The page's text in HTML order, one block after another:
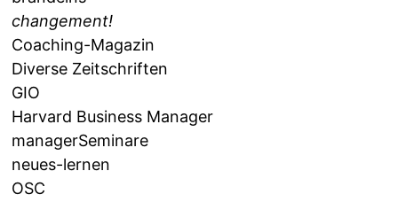
changement!
Coaching-Magazin
Diverse Zeitschriften
GIO
Harvard Business Manager
managerSeminare
neues-lernen
OSC